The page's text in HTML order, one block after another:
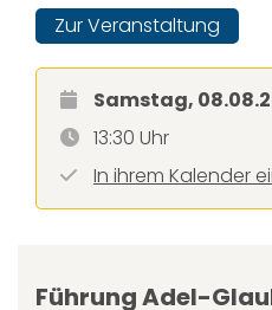
Zur Veranstaltung
Samstag,
13:30 Uhr
In ihrem Kalender
Führung Adel-